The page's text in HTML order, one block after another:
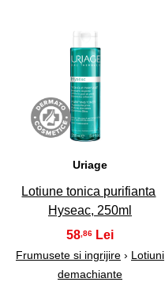
37
Uriage
Lotiune tonica purifianta
Hyseac, 250ml
58 ,86
Frumusete si ingrijire› Lotiuni
demachiante